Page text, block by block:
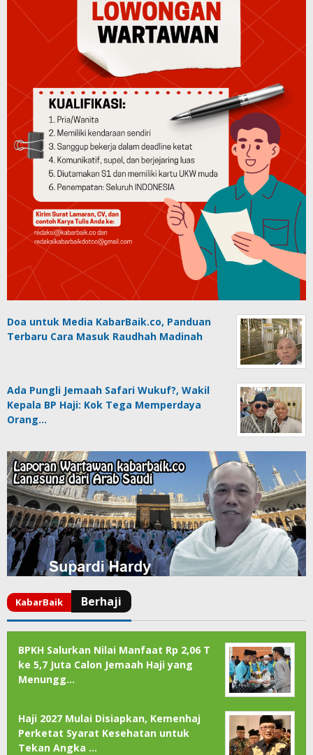
Doa untuk Media KabarBaik.co, Panduan
Terbaru Cara Masuk Raudhah Madinah
Ada Pungli Jemaah Safari Wukuf?, Wakil
Kepala BP Haji: Kok Tega Memperdaya
Orang…
BPKH Salurkan Nilai Manfaat Rp 2,06 T
ke 5,7 Juta Calon Jemaah Haji yang
Menungg…
Haji 2027 Mulai Disiapkan, Kemenhaj
Perketat Syarat Kesehatan untuk
Tekan Angka …